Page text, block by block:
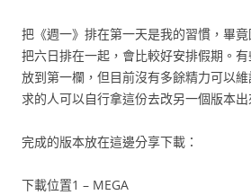
把《週一》排在第一天是我的習慣，畢
把六日排在一起，會比較好安排假期。有
放到第一欄，但目前沒有多餘精力可以
求的人可以自行拿這份去改另一個版本出
完成的版本放在這邊分享下載：
下載位置1 – MEGA